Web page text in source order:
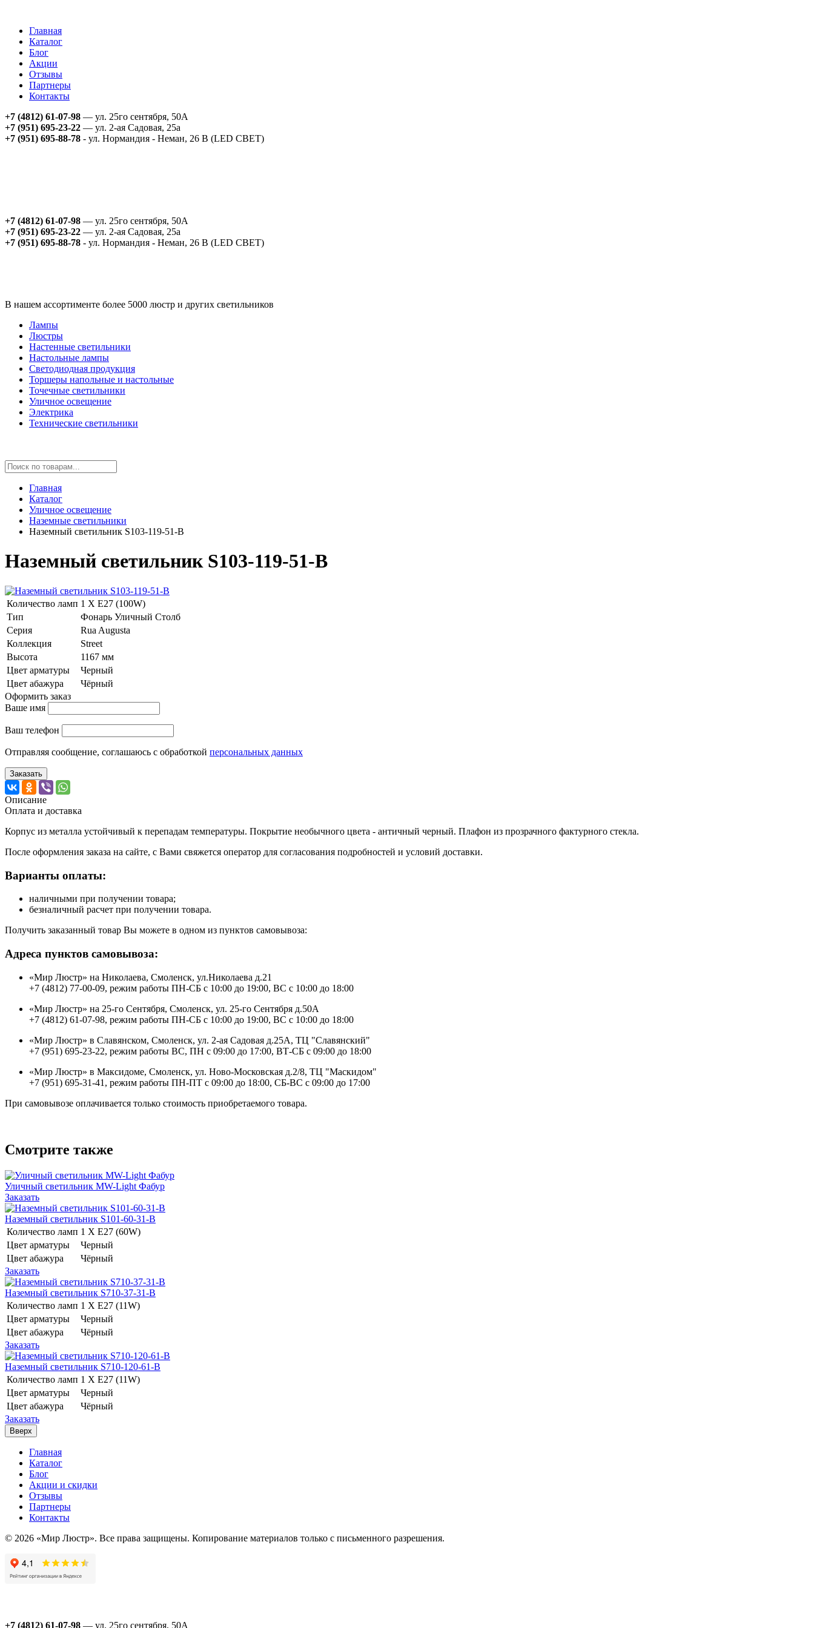
Главная
Каталог
Блог
Акции
Отзывы
Партнеры
Контакты
+7 (4812) 61-07-98 — ул. 25го сентября, 50А
+7 (951) 695-23-22 — ул. 2-ая Садовая, 25а
+7 (951) 695-88-78 - ул. Нормандия - Неман, 26 В (LED СВЕТ)
+7 (4812) 61-07-98 — ул. 25го сентября, 50А
+7 (951) 695-23-22 — ул. 2-ая Садовая, 25а
+7 (951) 695-88-78 - ул. Нормандия - Неман, 26 В (LED СВЕТ)
В нашем ассортименте более 5000 люстр и других светильников
Лампы
Люстры
Настенные светильники
Настольные лампы
Светодиодная продукция
Торшеры напольные и настольные
Точечные светильники
Уличное освещение
Электрика
Технические светильники
Главная
Каталог
Уличное освещение
Наземные светильники
Наземный светильник S103-119-51-B
Наземный светильник S103-119-51-B
Количество ламп 1 Х E27 (100W)
Тип
Фонарь Уличный Столб
Серия
Rua Augusta
Коллекция
Street
Высота
1167 мм
Цвет арматуры
Черный
Цвет абажура
Чёрный
Оформить заказ
Ваше имя
Ваш телефон
Отправляя сообщение, соглашаюсь с обработкой персональных данных
Заказать
Описание
Оплата и доставка
Корпус из металла устойчивый к перепадам температуры. Покрытие необычного цвета - античный черный. Плафон из прозрачного фактурного стекла.
После оформления заказа на сайте, с Вами свяжется оператор для согласования подробностей и условий доставки.
Варианты оплаты:
наличными при получении товара;
безналичный расчет при получении товара.
Получить заказанный товар Вы можете в одном из пунктов самовывоза:
Адреса пунктов самовывоза:
«Мир Люстр» на Николаева, Смоленск, ул.Николаева д.21
+7 (4812) 77-00-09, режим работы ПН-СБ с 10:00 до 19:00, ВС с 10:00 до 18:00
«Мир Люстр» на 25-го Сентября, Смоленск, ул. 25-го Сентября д.50А
+7 (4812) 61-07-98, режим работы ПН-СБ с 10:00 до 19:00, ВС с 10:00 до 18:00
«Мир Люстр» в Славянском, Смоленск, ул. 2-ая Садовая д.25А, ТЦ "Славянский"
+7 (951) 695-23-22, режим работы ВС, ПН с 09:00 до 17:00, ВТ-СБ с 09:00 до 18:00
«Мир Люстр» в Максидоме, Смоленск, ул. Ново-Московская д.2/8, ТЦ "Маскидом"
+7 (951) 695-31-41, режим работы ПН-ПТ с 09:00 до 18:00, СБ-ВС с 09:00 до 17:00
При самовывозе оплачивается только стоимость приобретаемого товара.
Смотрите также
Уличный светильник MW-Light Фабур
Заказать
Наземный светильник S101-60-31-B
Количество ламп 1 Х E27 (60W)
Цвет арматуры
Черный
Цвет абажура
Чёрный
Заказать
Наземный светильник S710-37-31-B
Количество ламп 1 Х E27 (11W)
Цвет арматуры
Черный
Цвет абажура
Чёрный
Заказать
Наземный светильник S710-120-61-B
Количество ламп 1 Х E27 (11W)
Цвет арматуры
Черный
Цвет абажура
Чёрный
Заказать
Вверх
Главная
Каталог
Блог
Акции и скидки
Отзывы
Партнеры
Контакты
© 2026 «Мир Люстр». Все права защищены. Копирование материалов только с письменного разрешения.
+7 (4812) 61-07-98 — ул. 25го сентября, 50А